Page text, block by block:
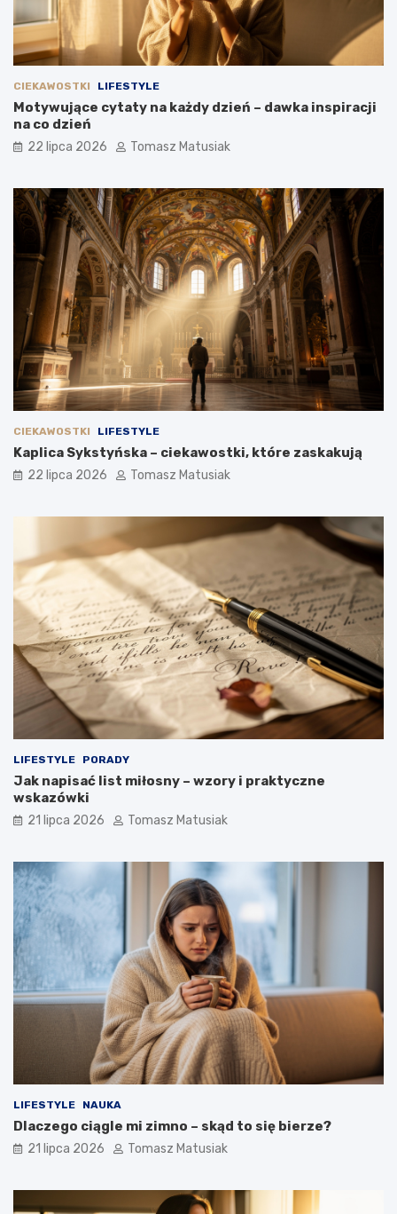
CIEKAWOSTKI LIFESTYLE
Motywujące cytaty na każdy dzień – dawka inspiracji
na co dzień
22 lipca 2026 Tomasz Matusiak
CIEKAWOSTKI LIFESTYLE
Kaplica Sykstyńska – ciekawostki, które zaskakują
22 lipca 2026 Tomasz Matusiak
LIFESTYLE PORADY
Jak napisać list miłosny – wzory i praktyczne
wskazówki
21 lipca 2026 Tomasz Matusiak
LIFESTYLE NAUKA
Dlaczego ciągle mi zimno – skąd to się bierze?
21 lipca 2026 Tomasz Matusiak